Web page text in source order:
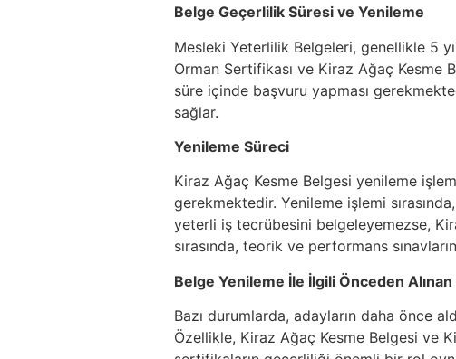
Belge Geçerlilik Süresi ve Yenileme
Mesleki Yeterlilik Belgeleri, genellikle 5
Orman Sertifikası ve Kiraz Ağaç
süre içinde başvuru yapması
sağlar.
Yenileme Süreci
Kiraz Ağaç Kesme Belgesi yenileme
gerekmektedir. Yenileme işlemi
yeterli iş tecrübesini belgeleyemezse,
sırasında, teorik ve performans
Belge Yenileme İle İlgili Önceden
Bazı durumlarda, adayların daha önce
Özellikle, Kiraz Ağaç Kesme Belgesi ve